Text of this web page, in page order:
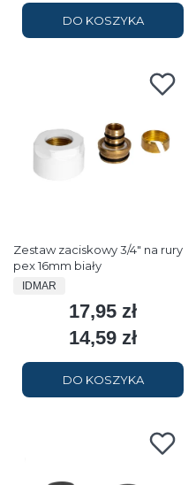
DO KOSZYKA
Zestaw zaciskowy 3/4" na rury
pex 16mm biały
PRODUCENT
IDMAR
Cena
17,95 zł
Cena
14,59 zł
DO KOSZYKA